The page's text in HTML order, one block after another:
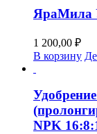
ЯраМила
1 200,00 ₽
В корзину
NPK